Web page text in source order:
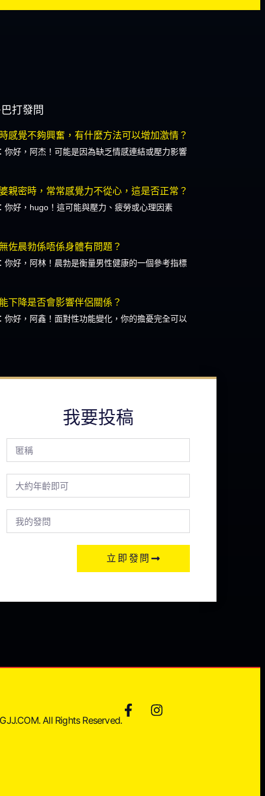
打發問
感覺不夠興奮，有什麼方法可以增加激情？
你好，阿杰！可能是因為缺乏情感連結或壓力影響
親密時，常常感覺力不從心，這是否正常？
你好，hugo！這可能與壓力、疲勞或心理因素
佐晨勃係唔係身體有問題？
你好，阿林！晨勃是衡量男性健康的一個參考指標
下降是否會影響伴侶關係？
你好，阿鑫！面對性功能變化，你的擔憂完全可以
我要投稿
立即發問
All Rights Reserved.